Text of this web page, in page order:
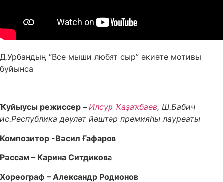
Д.Урбандың “Все мыши любят сыр” әкиәте мотивы
буйынса
Ҡуйыусы режиссер – Илсур Ҡаҙаҡбаев, Ш.Бабич
ис.Республика дәүләт йәштәр премияһы лауреаты
Композитор -Вәсил Ғафаров
Рәссам – Карина Ситдикова
Хореограф – Александр Родионов